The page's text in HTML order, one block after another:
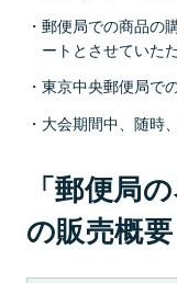
郵便局での商品の
ートとさせていた
東京中央郵便局で
大会期間中、随時
「郵便局
の販売概要